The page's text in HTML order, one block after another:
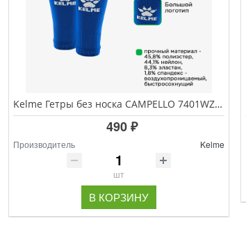
Kelme Гетры без носка CAMPELLO 7401WZ5184.481
490 ₽
Производитель Kelme
шт
В КОРЗИНУ